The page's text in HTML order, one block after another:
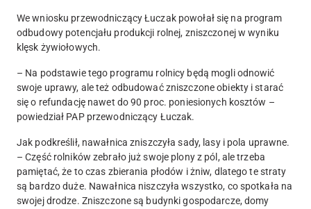
We wniosku przewodniczący Łuczak powołał się na program
odbudowy potencjału produkcji rolnej, zniszczonej w wyniku
klęsk żywiołowych.
– Na podstawie tego programu rolnicy będą mogli odnowić
swoje uprawy, ale też odbudować zniszczone obiekty i starać
się o refundację nawet do 90 proc. poniesionych kosztów –
powiedział PAP przewodniczący Łuczak.
Jak podkreślił, nawałnica zniszczyła sady, lasy i pola uprawne.
– Część rolników zebrało już swoje plony z pól, ale trzeba
pamiętać, że to czas zbierania płodów i żniw, dlatego te straty
są bardzo duże. Nawałnica niszczyła wszystko, co spotkała na
swojej drodze. Zniszczone są budynki gospodarcze, domy